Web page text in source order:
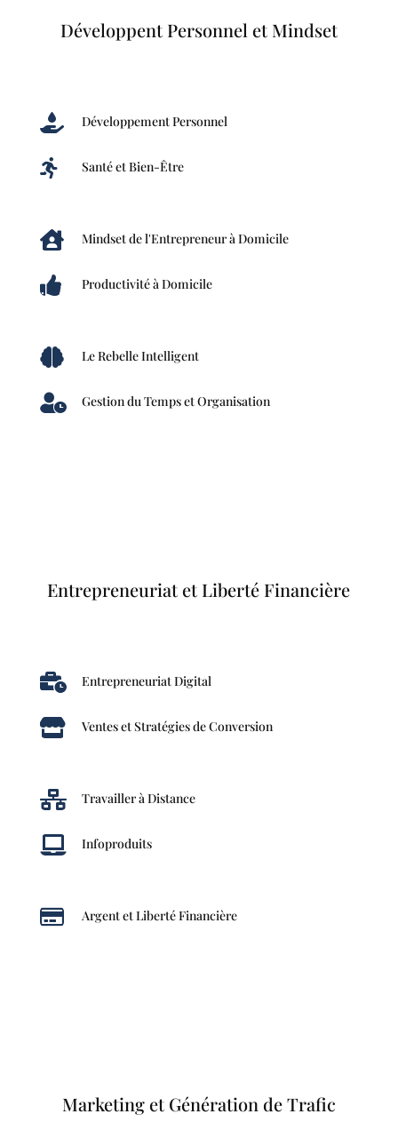
Développent Personnel et Mindset
 Développement Personnel
 Santé et Bien-Être
 Mindset de l'Entrepreneur à Domicile
 Productivité à Domicile
 Le Rebelle Intelligent
 Gestion du Temps et Organisation
Entrepreneuriat et Liberté Financière
 Entrepreneuriat Digital
 Ventes et Stratégies de Conversion
 Travailler à Distance
 Infoproduits
 Argent et Liberté Financière
Marketing et Génération de Trafic